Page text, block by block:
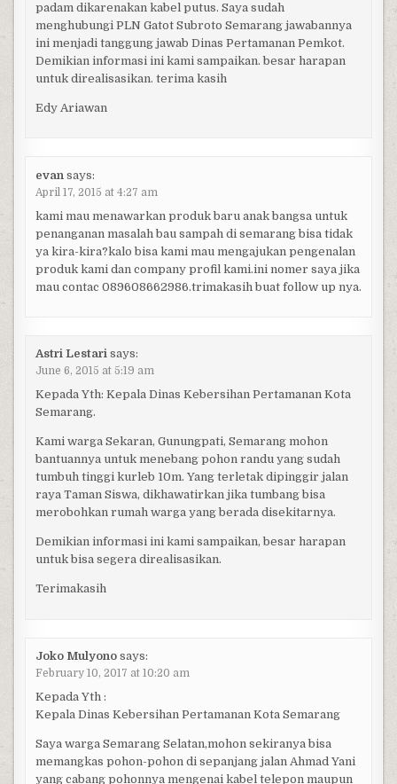
padam dikarenakan kabel putus. Saya sudah
menghubungi PLN Gatot Subroto Semarang jawabannya
ini menjadi tanggung jawab Dinas Pertamanan Pemkot.
Demikian informasi ini kami sampaikan. besar harapan
untuk direalisasikan. terima kasih
Edy Ariawan
evan says:
April 17, 2015 at 4:27 am
kami mau menawarkan produk baru anak bangsa untuk
penanganan masalah bau sampah di semarang bisa tidak
ya kira-kira?kalo bisa kami mau mengajukan pengenalan
produk kami dan company profil kami.ini nomer saya jika
mau contac 089608662986.trimakasih buat follow up nya.
Astri Lestari says:
June 6, 2015 at 5:19 am
Kepada Yth: Kepala Dinas Kebersihan Pertamanan Kota
Semarang.
Kami warga Sekaran, Gunungpati, Semarang mohon
bantuannya untuk menebang pohon randu yang sudah
tumbuh tinggi kurleb 10m. Yang terletak dipinggir jalan
raya Taman Siswa, dikhawatirkan jika tumbang bisa
merobohkan rumah warga yang berada disekitarnya.
Demikian informasi ini kami sampaikan, besar harapan
untuk bisa segera direalisasikan.
Terimakasih
Joko Mulyono says:
February 10, 2017 at 10:20 am
Kepada Yth :
Kepala Dinas Kebersihan Pertamanan Kota Semarang
Saya warga Semarang Selatan,mohon sekiranya bisa
memangkas pohon-pohon di sepanjang jalan Ahmad Yani
yang cabang pohonnya mengenai kabel telepon maupun